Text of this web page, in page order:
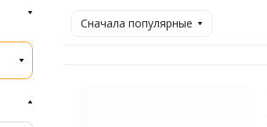
Сначала популярные